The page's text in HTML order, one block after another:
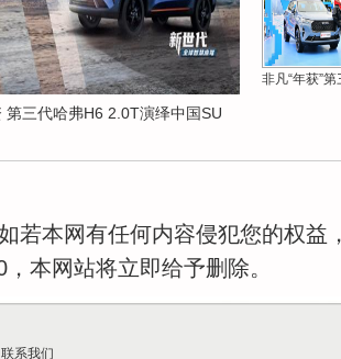
第三代哈弗H6 2.0T演绎中国SU
非凡“年获”第
若本网有任何内容侵犯您的权益
本网站将立即给予删除。
联系我们